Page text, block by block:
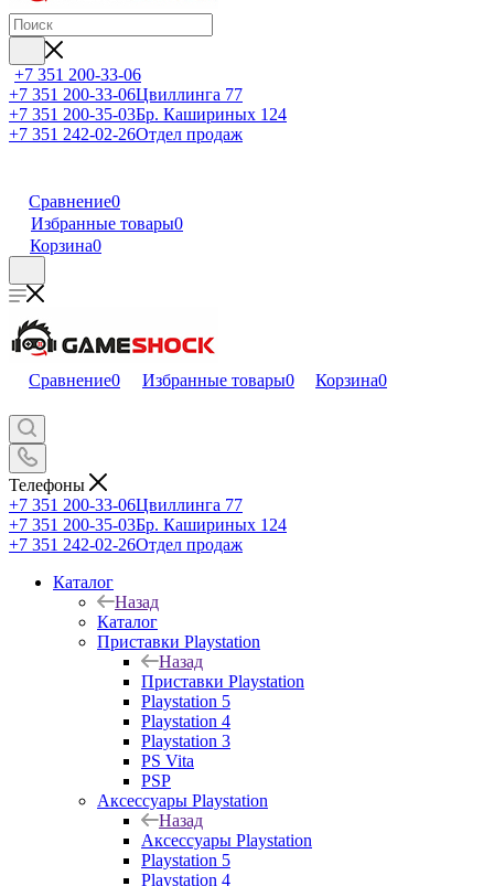
+7 351 200-33-06
+7 351 200-33-06Цвиллинга 77
+7 351 200-35-03Бр. Кашириных 124
+7 351 242-02-26Отдел продаж
Сравнение0
Избранные товары0
Корзина0
Сравнение0 Избранные товары0 Корзина0
Телефоны
+7 351 200-33-06Цвиллинга 77
+7 351 200-35-03Бр. Кашириных 124
+7 351 242-02-26Отдел продаж
Каталог
Назад
Каталог
Приставки Playstation
Назад
Приставки Playstation
Playstation 5
Playstation 4
Playstation 3
PS Vita
PSP
Аксессуары Playstation
Назад
Аксессуары Playstation
Playstation 5
Playstation 4